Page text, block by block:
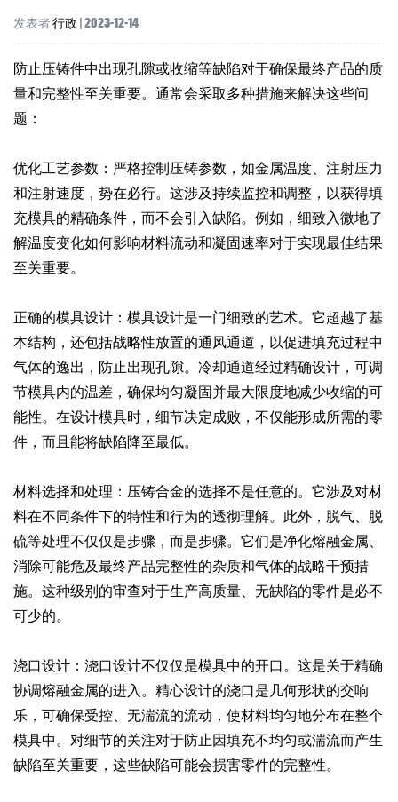
发表者行政 | 2023-12-14
防止压铸件中出现孔隙或收缩等缺陷对于确保最终产品的质
量和完整性至关重要。通常会采取多种措施来解决这些问
题：
优化工艺参数：严格控制压铸参数，如金属温度、注射压力
和注射速度，势在必行。这涉及持续监控和调整，以获得填
充模具的精确条件，而不会引入缺陷。例如，细致入微地了
解温度变化如何影响材料流动和凝固速率对于实现最佳结果
至关重要。
正确的模具设计：模具设计是一门细致的艺术。它超越了基
本结构，还包括战略性放置的通风通道，以促进填充过程中
气体的逸出，防止出现孔隙。冷却通道经过精确设计，可调
节模具内的温差，确保均匀凝固并最大限度地减少收缩的可
能性。在设计模具时，细节决定成败，不仅能形成所需的零
件，而且能将缺陷降至最低。
材料选择和处理：压铸合金的选择不是任意的。它涉及对材
料在不同条件下的特性和行为的透彻理解。此外，脱气、脱
硫等处理不仅仅是步骤，而是步骤。它们是净化熔融金属、
消除可能危及最终产品完整性的杂质和气体的战略干预措
施。这种级别的审查对于生产高质量、无缺陷的零件是必不
可少的。
浇口设计：浇口设计不仅仅是模具中的开口。这是关于精确
协调熔融金属的进入。精心设计的浇口是几何形状的交响
乐，可确保受控、无湍流的流动，使材料均匀地分布在整个
模具中。对细节的关注对于防止因填充不均匀或湍流而产生
缺陷至关重要，这些缺陷可能会损害零件的完整性。